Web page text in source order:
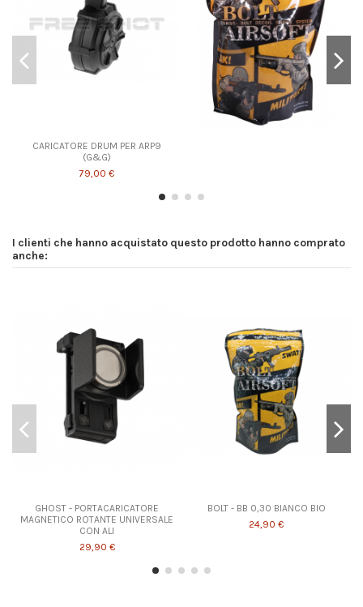
CARICATORE DRUM PER ARP9
(G&G)
79,00 €
I clienti che hanno acquistato questo prodotto hanno comprato
anche:
GHOST - PORTACARICATORE
MAGNETICO ROTANTE UNIVERSALE
CON ALI
29,90 €
BOLT - BB 0,30 BIANCO BIO
24,90 €